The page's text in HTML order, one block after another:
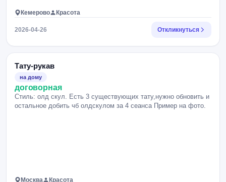
Кемерово Красота
2026-04-26 Откликнуться
Тату-рукав
на дому
договорная
Стиль: олд скул. Есть 3 существующих тату,нужно обновить и
остальное добить чб олдскулом за 4 сеанса Пример на фото.
Москва Красота